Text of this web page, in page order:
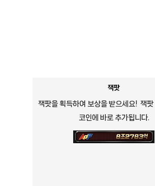
잭팟
잭팟을 획득하여 보상을 받으세요! 잭팟
코인에 바로 추가됩니다.